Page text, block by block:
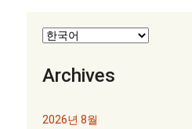
Archives
2026년 8월